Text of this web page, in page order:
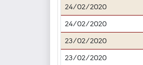
24/02/2020
24/02/2020
23/02/2020
23/02/2020